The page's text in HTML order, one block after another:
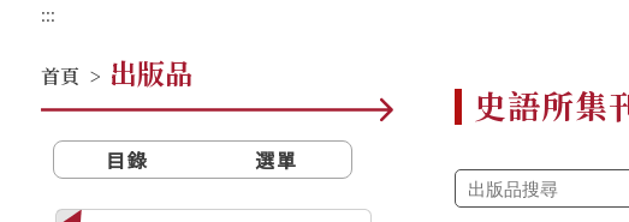
:::
首頁 > 出版品
目錄 選單
史語所集